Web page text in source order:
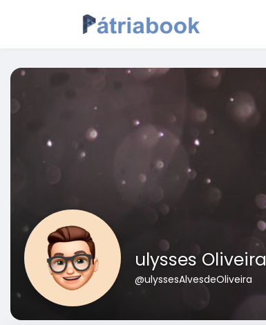
ulysses Oliveira
@ulyssesAlvesdeOliveira